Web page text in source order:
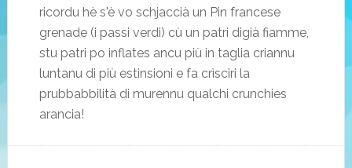
ricordu hè s'è vo schjaccià un Pin francese
grenade (i passi verdi) cù un patri digià fiamme,
stu patri po inflates ancu più in taglia criannu
luntanu di più estinsioni e fa crìsciri la
prubbabbilità di murennu qualchi crunchies
arancia!